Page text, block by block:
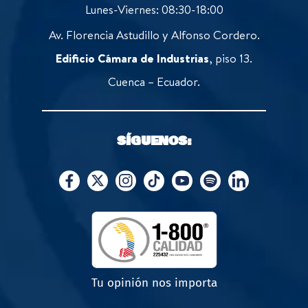
Lunes-Viernes: 08:30-18:00
Av. Florencia Astudillo y Alfonso Cordero.
Edificio Cámara de Industrias, piso 13.
Cuenca – Ecuador.
SÍGUENOS:
Tu opinión nos importa